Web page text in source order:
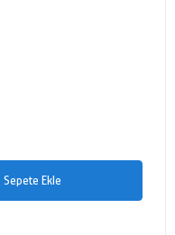
Sepete Ekle